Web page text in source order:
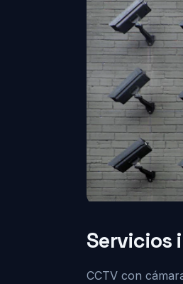
Servicios
CCTV con